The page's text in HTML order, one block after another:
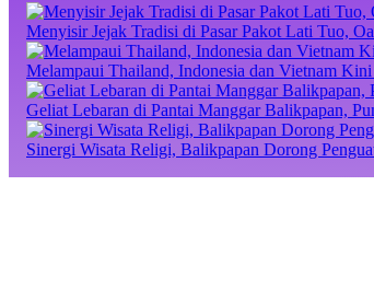
Menyisir Jejak Tradisi di Pasar Pakot Lati Tuo,
Melampaui Thailand, Indonesia dan Vietnam
Geliat Lebaran di Pantai Manggar Balikpapan,
Sinergi Wisata Religi, Balikpapan Dorong